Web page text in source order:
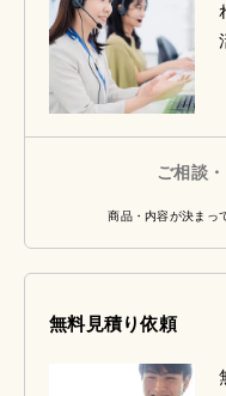
ご相談
商品・内容が決まっ
無料見積り依頼